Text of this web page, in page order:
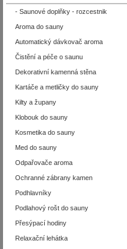
- Saunové doplňky - rozcestnik
Aroma do sauny
Automatický dávkovač aroma
Čistění a péče o saunu
Dekorativní kamenná stěna
Kartáče a metličky do sauny
Kilty a župany
Klobouk do sauny
Kosmetika do sauny
Med do sauny
Odpařovače aroma
Ochranné zábrany kamen
Podhlavníky
Podlahový rošt do sauny
Přesýpací hodiny
Relaxační lehátka